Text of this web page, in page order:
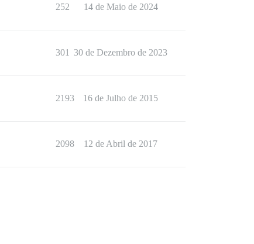
252 14 de Maio de 2024
301 30 de Dezembro de 2023
2193 16 de Julho de 2015
2098 12 de Abril de 2017